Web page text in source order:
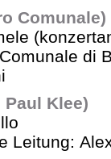
Comunale)
di
Klee)
Leitung: